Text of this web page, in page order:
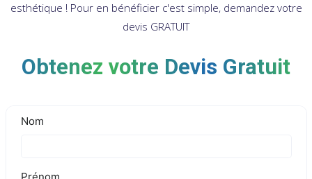
esthétique ! Pour en bénéficier c'est simple, demandez votre
devis GRATUIT
Obtenez votre Devis Gratuit